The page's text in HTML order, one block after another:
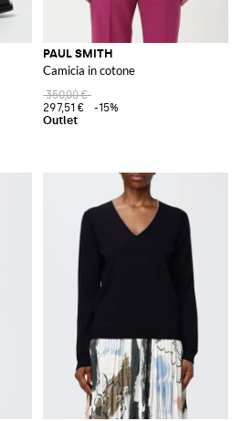
PAUL SMITH
Camicia in cotone
350,00 €
297,51 €
-15%